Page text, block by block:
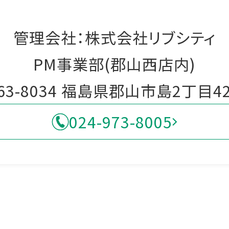
管理会社：株式会社リブシティ
PM事業部(郡山西店内)
8034 福島県郡山市島2丁目
024-973-8005